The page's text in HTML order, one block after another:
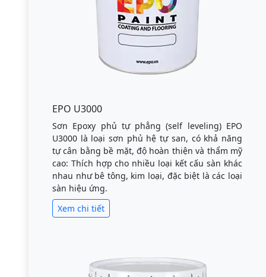
EPO U3000
Sơn Epoxy phủ tự phẳng (self leveling) EPO
U3000 là loại sơn phủ hệ tự san, có khả năng
tự cân bằng bề mặt, độ hoàn thiện và thẩm mỹ
cao: Thích hợp cho nhiều loại kết cấu sàn khác
nhau như bê tông, kim loại, đặc biệt là các loại
sàn hiệu ứng.
Xem chi tiết